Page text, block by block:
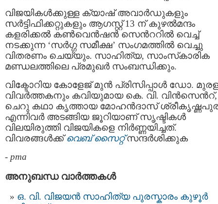
വിജയികൾക്കുള്ള ക്യാഷ് അവാർഡുകളും
സർട്ടിഫിക്കറ്റുകളും ആഗസ്റ്റ് 13 ന് കുഴൽമന്ദം
കളരിക്കൽ കൺവെൻഷൻ സെന്‍ററിൽ വെച്ച്
നടക്കുന്ന ‘സർഗ്ഗ സമീക്ഷ’ സംഗമത്തിൽ വെച്ചു
വിതരണം ചെയ്യും. സാഹിത്യ, സാംസ്‌കാരിക
മണ്ഡലത്തിലെ പ്രമുഖർ സംബന്ധിക്കും.
വിക്ടോറിയ കോളേജ് മുൻ പ്രിസിപ്പാള്‍ ഡോ.
വിവർത്തകനും കവിയുമായ കെ. വി. വിൻസെന്‍റ്,
ചെറു കഥാ കൃത്തായ മോഹൻദാസ്
എന്നിവര്‍ അടങ്ങിയ ജൂറിയാണ് സൃഷ്ടികൾ
വിലയിരുത്തി വിജയികളെ നിർണ്ണയിച്ചത്.
വിവരങ്ങള്‍ക്ക്വെബ് സൈറ്റ് സന്ദര്‍ശിക്കുക
- pma
അനുബന്ധ വാര്‍ത്തകള്‍
ഒ. വി. വിജയൻ സാഹിത്യ പുരസ്കാരം കുഴൂർ